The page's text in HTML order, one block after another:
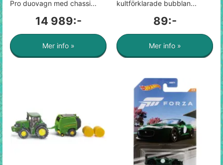
Pro duovagn med chassi...
14 989:-
Mer info »
kultförklarade bubblan...
89:-
Mer info »